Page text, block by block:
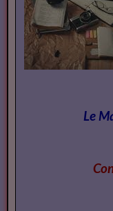
Le